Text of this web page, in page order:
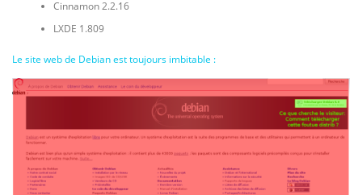
Cinnamon 2.2.16
LXDE 1.809
Le site web de Debian est toujours imbitable :